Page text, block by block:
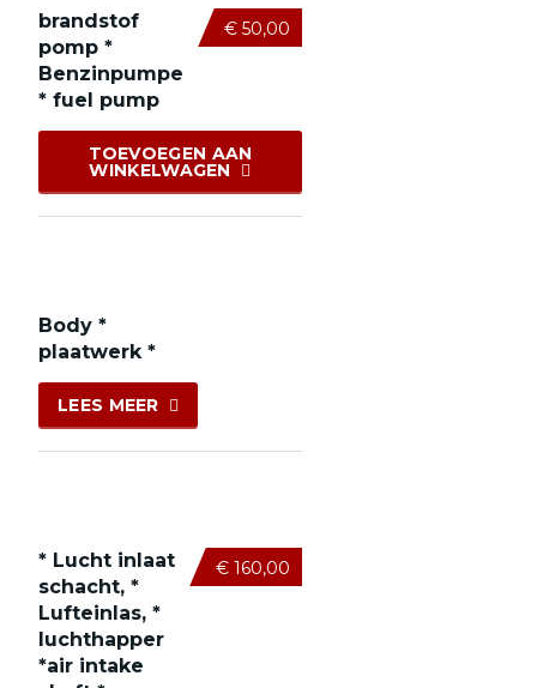
brandstof
pomp *
Benzinpumpe
* fuel pump
€ 50,00
TOEVOEGEN AAN
WINKELWAGEN
Body *
plaatwerk *
LEES MEER
* Lucht inlaat
schacht, *
Lufteinlas, *
luchthapper
*air intake
€ 160,00